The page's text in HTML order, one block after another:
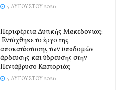
5 ΑΥΓΟΎΣΤΟΥ 2026
Περιφέρεια Δυτικής Μακεδονίας:
Εντάχθηκε το έργο της
αποκατάστασης των υποδομών
άρδευσης και ύδρευσης στην
Πεντάβρυσο Καστοριάς
5 ΑΥΓΟΎΣΤΟΥ 2026